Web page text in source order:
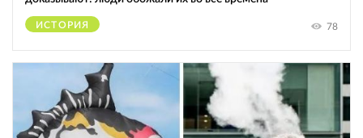
ИСТОРИЯ 78